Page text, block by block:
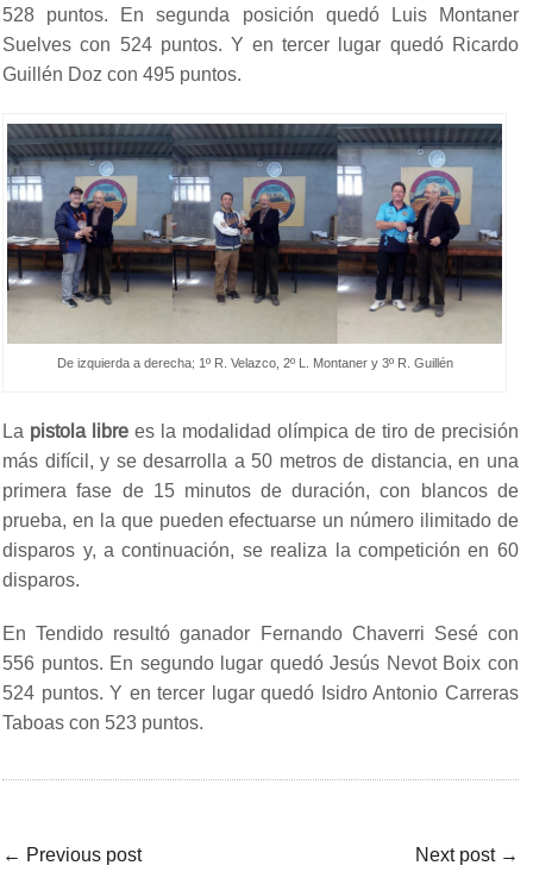
528 puntos. En segunda posición quedó Luis Montaner
Suelves con 524 puntos. Y en tercer lugar quedó Ricardo
Guillén Doz con 495 puntos.
De izquierda a derecha; 1º R. Velazco, 2º L. Montaner y 3º R. Guillén
La pistola libre es la modalidad olímpica de tiro de precisión
más difícil, y se desarrolla a 50 metros de distancia, en una
primera fase de 15 minutos de duración, con blancos de
prueba, en la que pueden efectuarse un número ilimitado de
disparos y, a continuación, se realiza la competición en 60
disparos.
En Tendido resultó ganador Fernando Chaverri Sesé con
556 puntos. En segundo lugar quedó Jesús Nevot Boix con
524 puntos. Y en tercer lugar quedó Isidro Antonio Carreras
Taboas con 523 puntos.
← Previous post Next post →